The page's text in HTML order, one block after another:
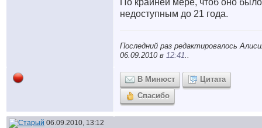
По крайней мере, чтоб оно было
недоступным до 21 года.
Последний раз редактировалось
06.09.2010 в 12:41..
В Минюст
Цитата
Спасибо
06.09.2010, 13:12